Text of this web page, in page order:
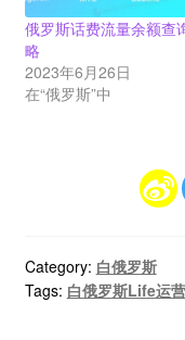
俄罗斯话费流量余额查
略
2023年6月26日
在“俄罗斯”中
Category: 白俄罗斯
Tags: 白俄罗斯Life运